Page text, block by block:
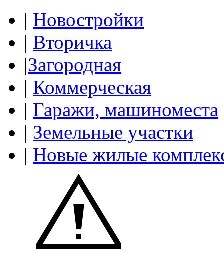
| Новостройки
| Вторичка
|Загородная
| Коммерческая
| Гаражи, машиноместа
| Земельные участки
| Новые жилые